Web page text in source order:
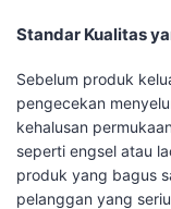
Standar Kualitas
Sebelum produk
pengecekan
kehalusan
seperti engsel atau
produk yang bagus
pelanggan yang